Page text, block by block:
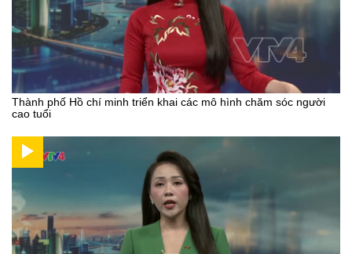
Thành phố Hồ chí minh triển khai các mô hình chăm sóc người
cao tuổi